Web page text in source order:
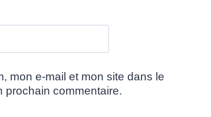
mon e-mail et mon site dans le
prochain commentaire.